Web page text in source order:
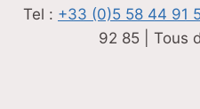
Tel : +33 (0)5 58 44 91
92 85 | Tous